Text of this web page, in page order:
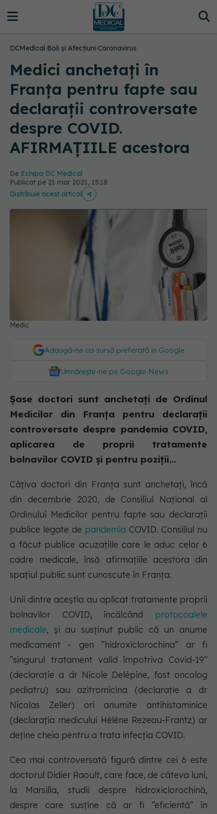
DCMedical›Boli și Afecțiuni›Coronavirus
Medici anchetați în
Franța pentru fapte sau
declarații controversate
despre COVID.
AFIRMAȚIILE acestora
De Echipa DC Medical
Publicat pe 21 mar 2021, 15:18
Distribuie acest articol
Medic
Adaugă-ne ca sursă preferată în Google
Urmărește-ne pe Google News
Șase doctori sunt anchetați de Ordinul
Medicilor din Franța pentru declarații
controversate despre pandemia COVID,
aplicarea de proprii tratamente
bolnavilor COVID și pentru poziții...
Câțiva doctori din Franța sunt anchetați, încă
din decembrie 2020, de Consiliul Național al
Ordinului Medicilor pentru fapte sau declarații
publice legate de pandemia COVID. Consiliul nu
a făcut publice acuzațiile care le aduc celor 6
cadre medicale, însă afirmațiile acestora din
spațiul public sunt cunoscute în Franța.
Unii dintre aceștia au aplicat tratamente proprii
bolnavilor COVID, încălcând protocoalele
medicale, și au susținut public că un anume
medicament - gen ”hidroxiclorochina” ar fi
”singurul tratament valid împotriva Covid-19”
(declarație a dr Nicole Delépine, fost oncolog
pediatru) sau azitromicina (declarație a dr
Nicolas Zeller) ori anumite antihistaminice
(declarația medicului Hélène Rezeau-Frantz) ar
deține cheia pentru a trata infecția COVID.
Cea mai controversată figură dintre cei 6 este
doctorul Didier Raoult, care face, de câteva luni,
la Marsilia, studii despre hidroxiclorochină,
despre care susține că ar fi ”eficientă” în